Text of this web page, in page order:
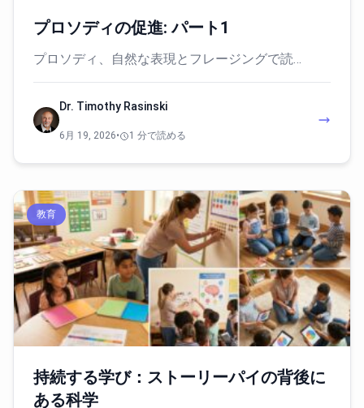
プロソディの促進: パート1
プロソディ、自然な表現とフレージングで読…
Dr. Timothy Rasinski
6月 19, 2026• 1 分で読める
教育
持続する学び：ストーリーパイの背後に
ある科学